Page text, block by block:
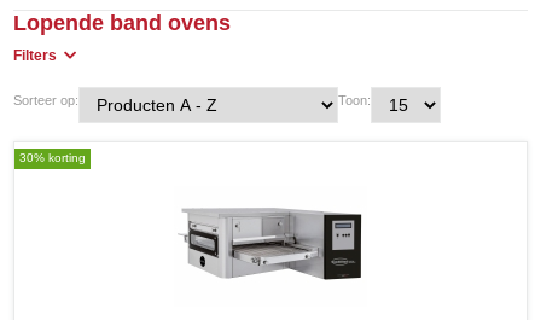
Lopende band ovens
Filters
Sorteer op: Toon:
30% korting